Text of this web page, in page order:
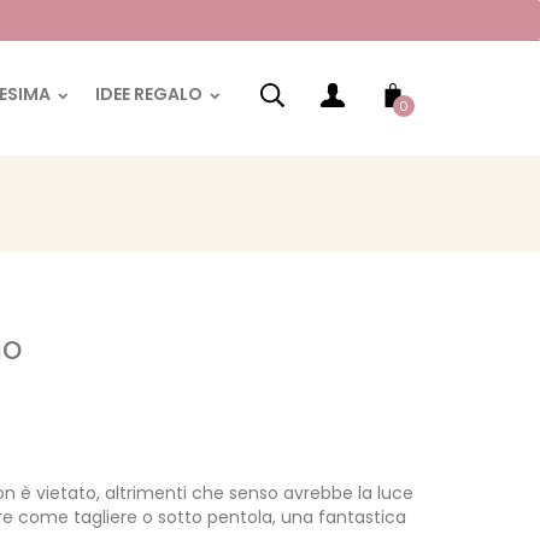
IDEE REGALO 0
è vietato, altrimenti che senso avrebbe la luce
come tagliere o sotto pentola, una fantastica